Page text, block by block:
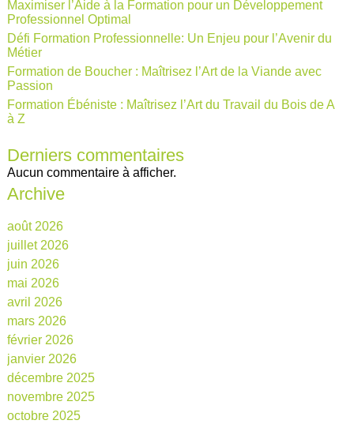
Maximiser l’Aide à la Formation pour un Développement
Professionnel Optimal
Défi Formation Professionnelle: Un Enjeu pour l’Avenir du
Métier
Formation de Boucher : Maîtrisez l’Art de la Viande avec
Passion
Formation Ébéniste : Maîtrisez l’Art du Travail du Bois de A
à Z
Derniers commentaires
Aucun commentaire à afficher.
Archive
août 2026
juillet 2026
juin 2026
mai 2026
avril 2026
mars 2026
février 2026
janvier 2026
décembre 2025
novembre 2025
octobre 2025